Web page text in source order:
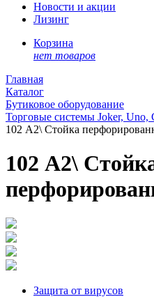
Новости и акции
Лизинг
Корзина
нет товаров
Главная
Каталог
Бутиковое оборудование
Торговые системы Joker, Uno,
102 А2\ Стойка
102 А2\
Защита от вирусов